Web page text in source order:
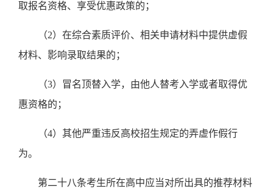
取报名资格、享受优惠政策的；
（2）在综合素质评价、相关申请材料中提供虚假
材料、影响录取结果的；
（3）冒名顶替入学，由他人替考入学或者取得优
惠资格的；
（4）其他严重违反高校招生规定的弄虚作假行
为。
第二十八条考生所在高中应当对所出具的推荐材料